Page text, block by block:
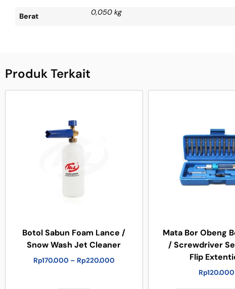
Berat 0,050 kg
Produk Terkait
Botol Sabun Foam Lance /
Snow Wash Jet Cleaner
Rp170.000 – Rp220.000
Mata Bor Obeng
/ Screwdriver
Flip
Rp120.000